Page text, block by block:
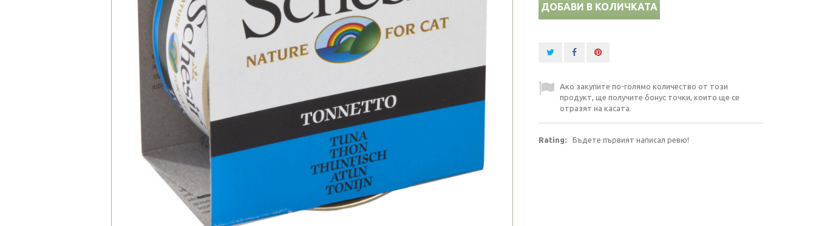
ДОБАВИ В КОЛИЧКАТА
Ако закупите по-голямо количество от този
продукт, ще получите бонус точки, които ще се
отразят на касата.
Rating: Бъдете първият написал ревю!